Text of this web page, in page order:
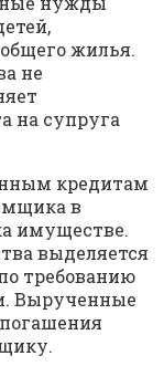
жилья.
не
на супруга
кредитам
в
имуществе.
выделяется
требованию
Вырученные